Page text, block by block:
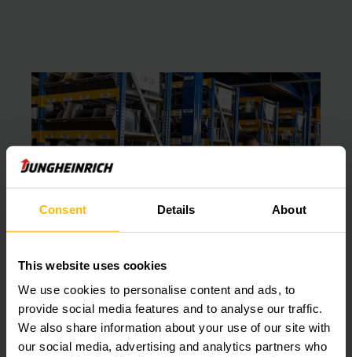
Consent Details About
This website uses cookies
We use cookies to personalise content and ads, to
provide social media features and to analyse our traffic.
We also share information about your use of our site with
our social media, advertising and analytics partners who
Confie em quem possuí peças disponíveis em
estoque local